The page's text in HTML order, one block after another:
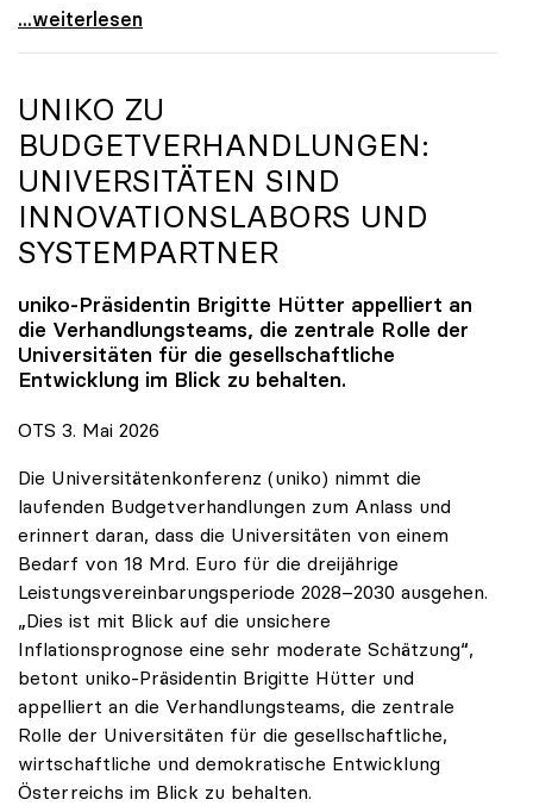
\"Österreich ist für die heimischen Universitäten
...weiterlesen
UNIKO ZU
BUDGETVERHANDLUNGEN:
UNIVERSITÄTEN SIND
INNOVATIONSLABORS UND
SYSTEMPARTNER
uniko-Präsidentin Brigitte Hütter appelliert an
die Verhandlungsteams, die zentrale Rolle der
Universitäten für die gesellschaftliche
Entwicklung im Blick zu behalten.
OTS 3. Mai 2026
Die Universitätenkonferenz (uniko) nimmt die
laufenden Budgetverhandlungen zum Anlass und
erinnert daran, dass die Universitäten von einem
Bedarf von 18 Mrd. Euro für die dreijährige
Leistungsvereinbarungsperiode 2028–2030 ausgehen.
„Dies ist mit Blick auf die unsichere
Inflationsprognose eine sehr moderate Schätzung“,
betont uniko-Präsidentin Brigitte Hütter und
appelliert an die Verhandlungsteams, die zentrale
Rolle der Universitäten für die gesellschaftliche,
wirtschaftliche und demokratische Entwicklung
Österreichs im Blick zu behalten.